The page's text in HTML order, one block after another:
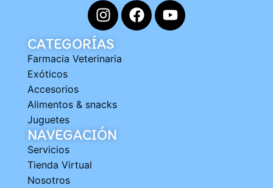
CATEGORÍAS
Farmacia Veterinaria
Exóticos
Accesorios
Alimentos & snacks
Juguetes
NAVEGACIÓN
Servicios
Tienda Virtual
Nosotros